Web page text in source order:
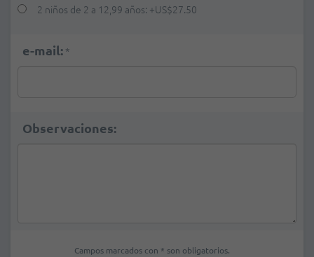
2 niños de 2 a 12,99 años: +US$27.50
e-mail: *
Observaciones:
Campos marcados con * son obligatorios.